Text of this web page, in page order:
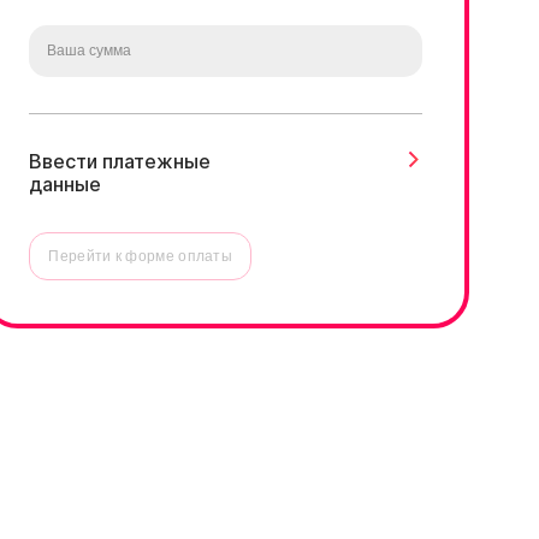
Ввести платежные
данные
Перейти к форме оплаты